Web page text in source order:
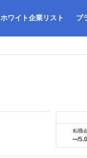
ホワイト企業リスト ブ
転職
--/